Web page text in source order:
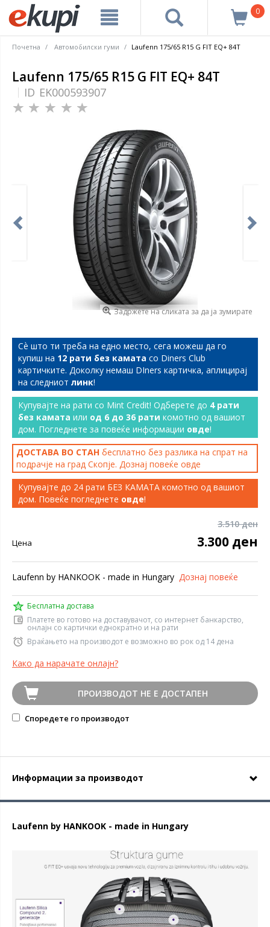
0
Почетна Автомобилски гуми Laufenn 175/65 R15 G FIT EQ+ 84T
Laufenn 175/65 R15 G FIT EQ+ 84T
ID EK000593907
Задржете на сликата за да ја зумирате
Сѐ што ти треба на едно место, сега можеш да го
купиш на 12 рати без камата со Diners Club
картичките. Доколку немаш DIners картичка, аплицирај
на следниот линк!
Купувајте на рати со Mint Credit! Одберете до 4 рати
без камата или од 6 до 36 рати комотно од вашиот
дом. Погледнете за повеќе информации овде!
ДОСТАВА ВО СТАН бесплатно без разлика на спрат на
подрачје на град Скопје. Дознај повеќе овде
Купувајте до 24 рати БЕЗ КАМАТА комотно од вашиот
дом. Повеќе погледнете овде!
3.510 ден
Цена 3.300 ден
Laufenn by HANKOOK - made in Hungary Дознај повеќе
Бесплатна достава
Платете во готово на доставувачот, со интернет банкарство,
онлајн со картички еднократно и на рати
Враќањето на производот е возможно во рок од 14 дена
Како да нарачате онлајн?
ПРОИЗВОДОТ НЕ Е ДОСТАПЕН
Споредете го производот
Информации за производот
Laufenn by HANKOOK - made in Hungary